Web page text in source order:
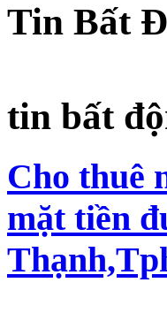
Tin Bất
tin bất
Cho thuê
mặt tiền